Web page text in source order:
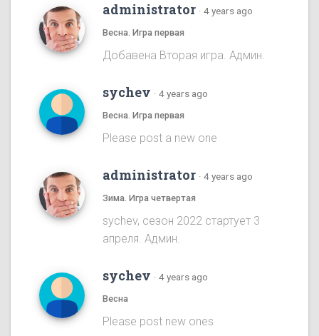
administrator · 4 years ago
Весна. Игра первая
Добавена Вторая игра. Админ.
sychev · 4 years ago
Весна. Игра первая
Please post a new one
administrator · 4 years ago
Зима. Игра четвертая
sychev, сезон 2022 стартует 3
апреля. Админ.
sychev · 4 years ago
Весна
Please post new ones